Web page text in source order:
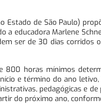
Estado de São Paulo)
a educadora Marlene
ser de 30 dias
horas mínimos
e término do ano
pedagógicas e
do próximo ano,